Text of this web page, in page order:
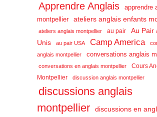
Apprendre Anglais
apprendre
montpellier
ateliers anglais enfants
ateliers anglais montpellier au pair
Au Pair
Unis
au pair USA Camp America
anglais montpellier
conversations anglais
conversations en anglais montpellier
Cours
Montpellier
discussion anglais montpellier
discussions anglais
montpellier
discussions en